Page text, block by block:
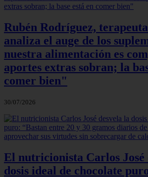
Rubén Rodríguez,
analiza el auge de los
nuestra alimentación es
aportes extras sobran; la
comer bien"
30/07/2026
El nutricionista Carlos José
dosis ideal de chocolate